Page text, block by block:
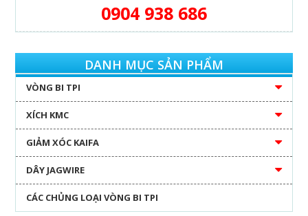
0904 938 686
DANH MỤC SẢN PHẨM
VÒNG BI TPI
XÍCH KMC
GIẢM XÓC KAIFA
DÂY JAGWIRE
CÁC CHỦNG LOẠI VÒNG BI TPI